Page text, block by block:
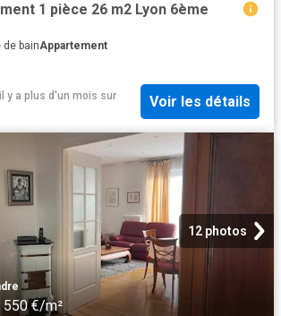
1 pièce 26 m2 Lyon 6ème
de bainAppartement
y a plus d'un mois sur
Voir les détails
12 photos
550 €/m²